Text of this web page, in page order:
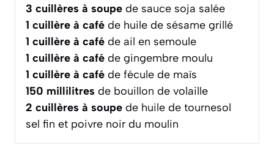
3 cuillères à soupe de sauce soja salée
1 cuillère à café de huile de sésame grillé
1 cuillère à café de ail en semoule
1 cuillère à café de gingembre moulu
1 cuillère à café de fécule de maïs
150 millilitres de bouillon de volaille
2 cuillères à soupe de huile de tournesol
sel fin et poivre noir du moulin